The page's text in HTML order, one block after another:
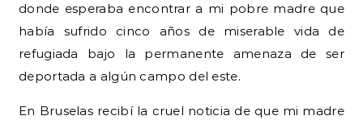
donde esperaba encontrar a mi pobre madre que
había sufrido cinco años de miserable vida de
refugiada bajo la permanente amenaza de ser
deportada a algún campo del este.
En Bruselas recibí la cruel noticia de que mi madre